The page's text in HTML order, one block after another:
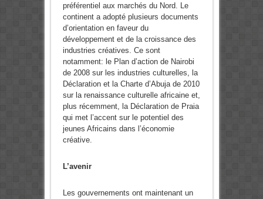
préférentiel aux marchés du Nord. Le
continent a adopté plusieurs documents
d’orientation en faveur du
développement et de la croissance des
industries créatives. Ce sont
notamment: le Plan d’action de Nairobi
de 2008 sur les industries culturelles, la
Déclaration et la Charte d’Abuja de 2010
sur la renaissance culturelle africaine et,
plus récemment, la Déclaration de Praia
qui met l’accent sur le potentiel des
jeunes Africains dans l’économie
créative.
L’avenir
Les gouvernements ont maintenant un